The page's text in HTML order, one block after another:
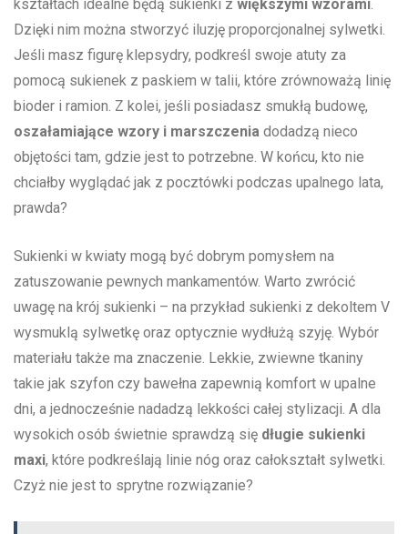
kształtach idealne będą sukienki z większymi wzorami.⁤
Dzięki nim można stworzyć ⁢iluzję ⁤proporcjonalnej sylwetki.
Jeśli masz ​figurę klepsydry, podkreśl swoje atuty za
pomocą sukienek z paskiem w‌ talii, które zrównoważą linię
bioder i‍ ramion. Z kolei, jeśli posiadasz smukłą budowę,
oszałamiające wzory i ⁤marszczenia dodadzą nieco
objętości tam, gdzie jest to‌ potrzebne. W‌ końcu, kto nie
chciałby wyglądać jak z pocztówki podczas⁢ upalnego lata,
prawda?
Sukienki w kwiaty mogą być​ dobrym​ pomysłem na
zatuszowanie pewnych mankamentów. Warto zwrócić
‌uwagę ⁣na krój⁣ sukienki ⁤– na przykład sukienki z dekoltem V
⁤wysmuklą ⁢sylwetkę‍ oraz ‌optycznie wydłużą szyję. Wybór
materiału także​ ma‌ znaczenie. Lekkie, zwiewne tkaniny
⁢takie jak szyfon czy‌ bawełna zapewnią komfort w upalne
dni, ⁤a jednocześnie‍ nadadzą ​lekkości całej stylizacji.‌ A dla
wysokich osób świetnie⁢ sprawdzą się długie sukienki
⁢maxi, które podkreślają linie nóg oraz całokształt ‍sylwetki.
Czyż⁤ nie jest to sprytne ⁢rozwiązanie?